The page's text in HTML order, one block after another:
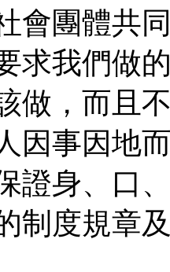
團體共同
求我們做
做，而且
因事因地
證身、口
制度規章